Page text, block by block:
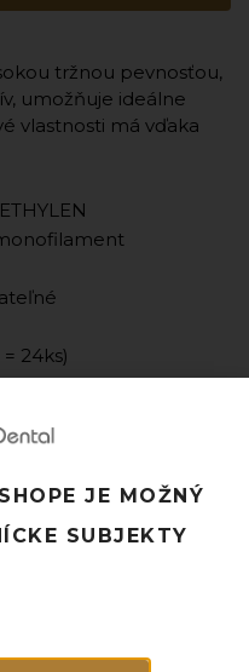
tržnou pevnosťou,
umožňuje ideálne
vlastnosti má vďaka
24ks)
120 EUR
kontaktovať.JE MOŽNÝ
SUBJEKTY